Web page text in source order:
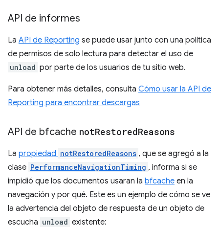
API de informes
La API de Reporting se puede usar junto con una política
de permisos de solo lectura para detectar el uso de
unload por parte de los usuarios de tu sitio web.
Para obtener más detalles, consulta Cómo usar la API de
Reporting para encontrar descargas
API de bfcache notRestoredReasons
La propiedad notRestoredReasons , que se agregó a la
clase PerformanceNavigationTiming , informa si se
impidió que los documentos usaran la bfcache en la
navegación y por qué. Este es un ejemplo de cómo se ve
la advertencia del objeto de respuesta de un objeto de
escucha unload existente: